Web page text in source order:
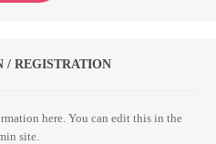
/ REGISTRATION
here. You can edit this in the
site.